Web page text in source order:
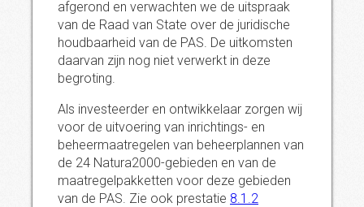
afgerond en verwachten we de uitspraak
van de Raad van State over de juridische
houdbaarheid van de PAS. De uitkomsten
daarvan zijn nog niet verwerkt in deze
begroting.
Als investeerder en ontwikkelaar zorgen wij
voor de uitvoering van inrichtings- en
beheermaatregelen van beheerplannen van
de 24 Natura2000-gebieden en van de
maatregelpakketten voor deze gebieden
van de PAS. Zie ook prestatie 8.1.2